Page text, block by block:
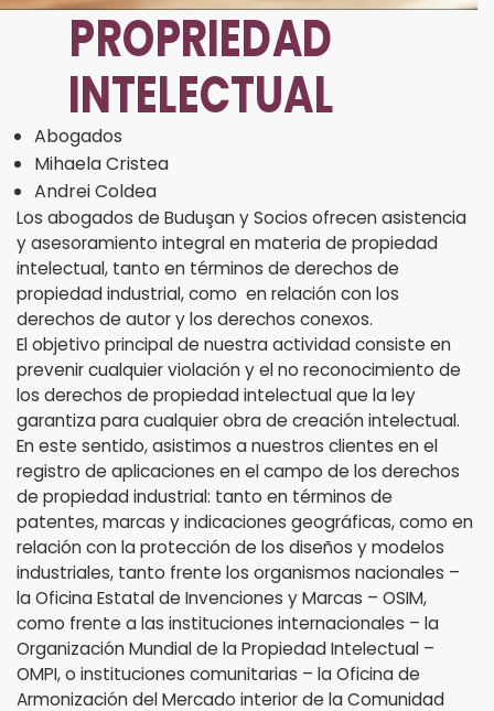
PROPRIEDAD
INTELECTUAL
Abogados
Mihaela Cristea
Andrei Coldea
Los abogados de Buduşan y Socios ofrecen asistencia
y asesoramiento integral en materia de propiedad
intelectual, tanto en términos de derechos de
propiedad industrial, como en relación con los
derechos de autor y los derechos conexos.
El objetivo principal de nuestra actividad consiste en
prevenir cualquier violación y el no reconocimiento de
los derechos de propiedad intelectual que la ley
garantiza para cualquier obra de creación intelectual.
En este sentido, asistimos a nuestros clientes en el
registro de aplicaciones en el campo de los derechos
de propiedad industrial: tanto en términos de
patentes, marcas y indicaciones geográficas, como en
relación con la protección de los diseños y modelos
industriales, tanto frente los organismos nacionales –
la Oficina Estatal de Invenciones y Marcas – OSIM,
como frente a las instituciones internacionales – la
Organización Mundial de la Propiedad Intelectual –
OMPI, o instituciones comunitarias – la Oficina de
Armonización del Mercado interior de la Comunidad